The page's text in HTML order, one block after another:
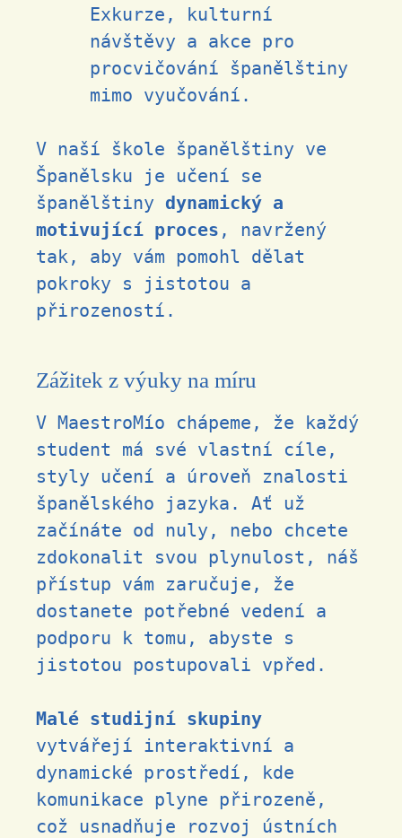
Exkurze, kulturní
návštěvy a akce pro
procvičování španělštiny
mimo vyučování.
V naší škole španělštiny ve
Španělsku je učení se
španělštiny dynamický a
motivující proces , navržený
tak, aby vám pomohl dělat
pokroky s jistotou a
přirozeností.
Zážitek z výuky na míru
V MaestroMío chápeme, že každý
student má své vlastní cíle,
styly učení a úroveň znalosti
španělského jazyka. Ať už
začínáte od nuly, nebo chcete
zdokonalit svou plynulost, náš
přístup vám zaručuje, že
dostanete potřebné vedení a
podporu k tomu, abyste s
jistotou postupovali vpřed.
Malé studijní skupiny
vytvářejí interaktivní a
dynamické prostředí, kde
komunikace plyne přirozeně,
což usnadňuje rozvoj ústních